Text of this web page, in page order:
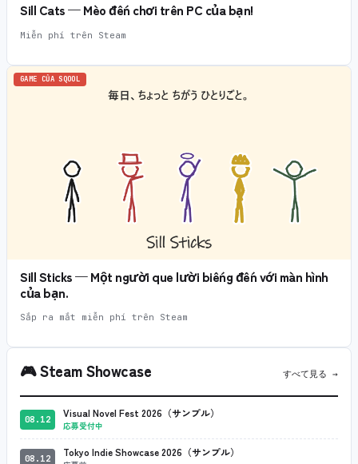
Sill Cats — Mèo đến chơi trên PC của bạn!
Miễn phí trên Steam
GAME CỦA SQOOL
Sill Sticks — Một người que lười biếng đến với màn hình
của bạn.
Sắp ra mắt miễn phí trên Steam
🎮Steam Showcase すべて見る →
08.12 Visual Novel Fest 2026（サンプル）
応募受付中
08.12 Tokyo Indie Showcase 2026（サンプル）